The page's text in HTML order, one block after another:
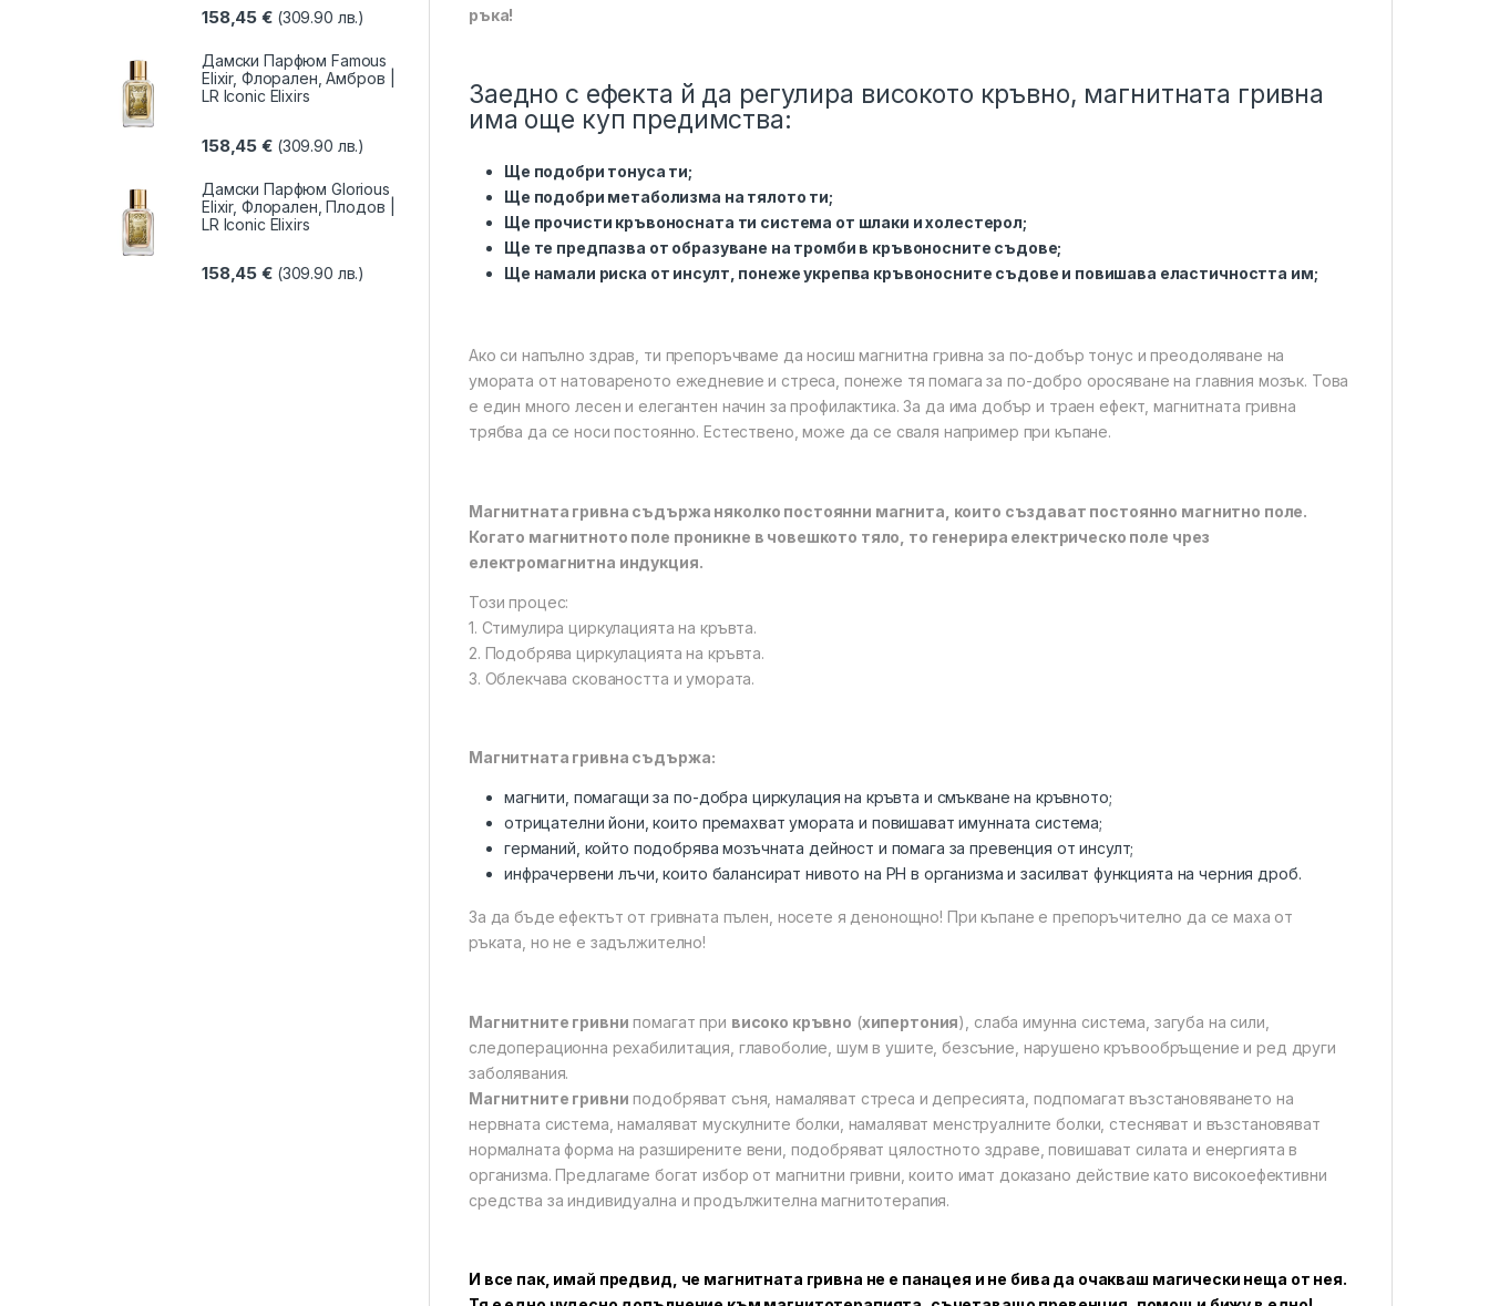
ръка!
Заедно с ефекта й да регулира високото кръвно, магнитната гривна
има още куп предимства:
Ще подобри тонуса ти;
Ще подобри метаболизма на тялото ти;
Ще прочисти кръвоносната ти система от шлаки и холестерол;
Ще те предпазва от образуване на тромби в кръвоносните съдове;
Ще намали риска от инсулт, понеже укрепва кръвоносните съдове и повишава еластичността им;
Ако си напълно здрав, ти препоръчваме да носиш магнитна гривна за по-добър тонус и преодоляване на
умората от натовареното ежедневие и стреса, понеже тя помага за по-добро оросяване на главния мозък. Това
е един много лесен и елегантен начин за профилактика. За да има добър и траен ефект, магнитната гривна
трябва да се носи постоянно. Естествено, може да се сваля например при къпане.
Магнитната гривна съдържа няколко постоянни магнита, които създават постоянно магнитно поле.
Когато магнитното поле проникне в човешкото тяло, то генерира електрическо поле чрез
електромагнитна индукция.
Този процес:
1. Стимулира циркулацията на кръвта.
2. Подобрява циркулацията на кръвта.
3. Облекчава сковаността и умората.
Магнитната гривна съдържа:
магнити, помагащи за по-добра циркулация на кръвта и смъкване на кръвното;
отрицателни йони, които премахват умората и повишават имунната система;
германий, който подобрява мозъчната дейност и помага за превенция от инсулт;
инфрачервени лъчи, които балансират нивото на PH в организма и засилват функцията на черния дроб.
За да бъде ефектът от гривната пълен, носете я денонощно! При къпане е препоръчително да се маха от
ръката, но не е задължително!
Магнитните гривни помагат при високо кръвно (хипертония), слаба имунна система, загуба на сили,
следоперационна рехабилитация, главоболие, шум в ушите, безсъние, нарушено кръвообръщение и ред други
заболявания.
Магнитните гривни подобряват съня, намаляват стреса и депресията, подпомагат възстановяването на
нервната система, намаляват мускулните болки, намаляват менструалните болки, стесняват и възстановяват
нормалната форма на разширените вени, подобряват цялостното здраве, повишават силата и енергията в
организма. Предлагаме богат избор от магнитни гривни, които имат доказано действие като високоефективни
средства за индивидуална и продължителна магнитотерапия.
И все пак, имай предвид, че магнитната гривна не е панацея и не бива да очакваш магически неща от нея.
158,45€ (309.90 лв.)
Дамски Парфюм Famous
Elixir, Флорален, Амбров |
LR Iconic Elixirs
158,45€ (309.90 лв.)
Дамски Парфюм Glorious
Elixir, Флорален, Плодов |
LR Iconic Elixirs
158,45€ (309.90 лв.)